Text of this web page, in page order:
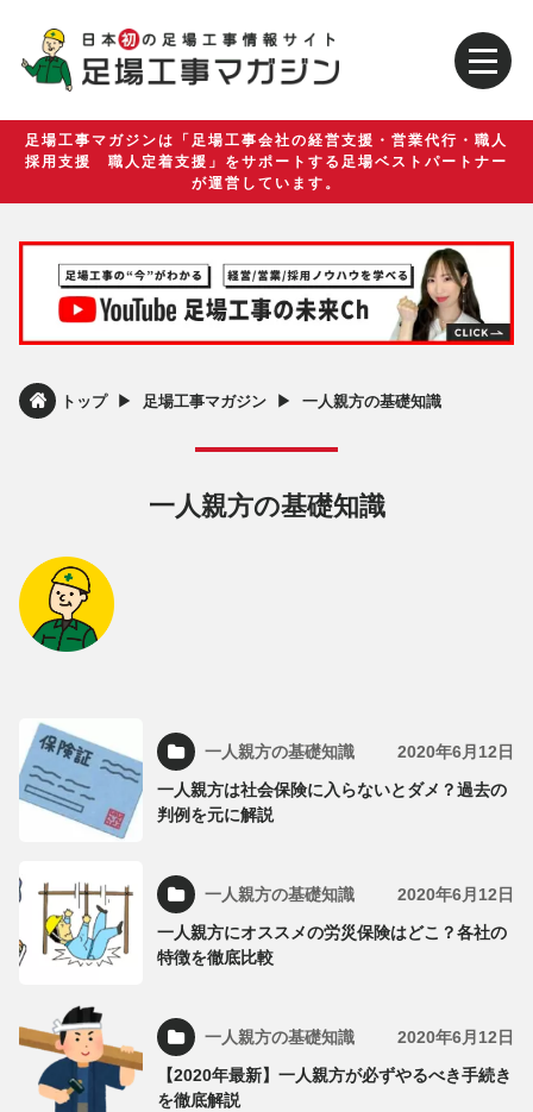
足場工事マガジンは「足場工事会社の経営支援・営業代行・職人
採用支援 職人定着支援」をサポートする足場ベストパートナー
が運営しています。
トップ ▶︎ 足場工事マガジン ▶︎ 一人親方の基礎知識
一人親方の基礎知識
一人親方の基礎知識 2020年6月12日
一人親方は社会保険に入らないとダメ？過去の
判例を元に解説
一人親方の基礎知識 2020年6月12日
一人親方にオススメの労災保険はどこ？各社の
特徴を徹底比較
一人親方の基礎知識 2020年6月12日
【2020年最新】一人親方が必ずやるべき手続き
を徹底解説